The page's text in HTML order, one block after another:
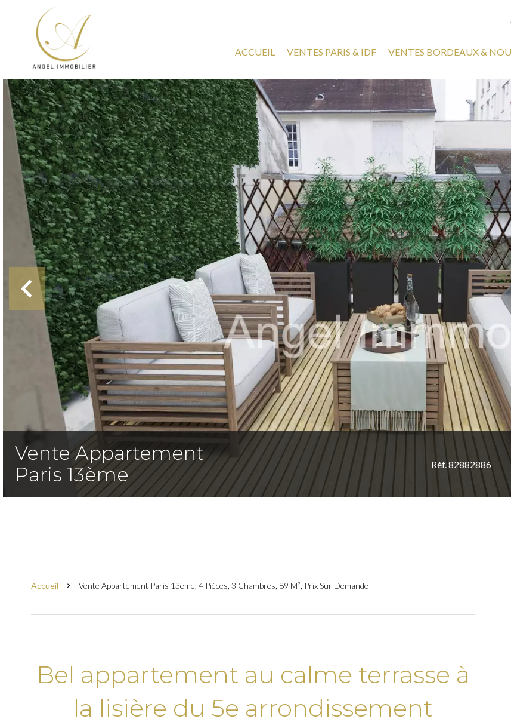
ACCUEIL VENTES PARIS & IDF VENTES BORDEAUX &
Vente Appartement
Paris 13ème
Réf. 82882886
Accueil Vente Appartement Paris 13ème, 4 Pièces, 3 Chambres, 89 M², Prix Sur Demande
Bel appartement au calme terrasse à
la lisière du 5e arrondissement